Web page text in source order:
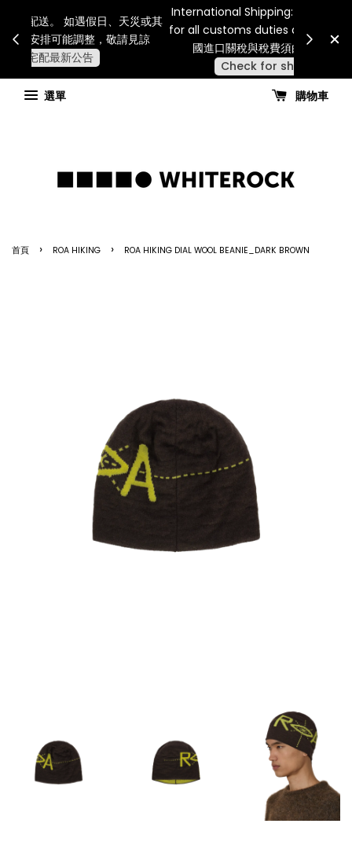
連假期間宅配服務將暫停配送。 如遇假日、天災或其
他不可抗力因素，出貨安排可能調整，敬請見諒
查看國內宅配最新公告
for all
國
選單
購物車
首頁 › ROA HIKING › ROA HIKING DIAL WOOL BEANIE_DARK BROWN